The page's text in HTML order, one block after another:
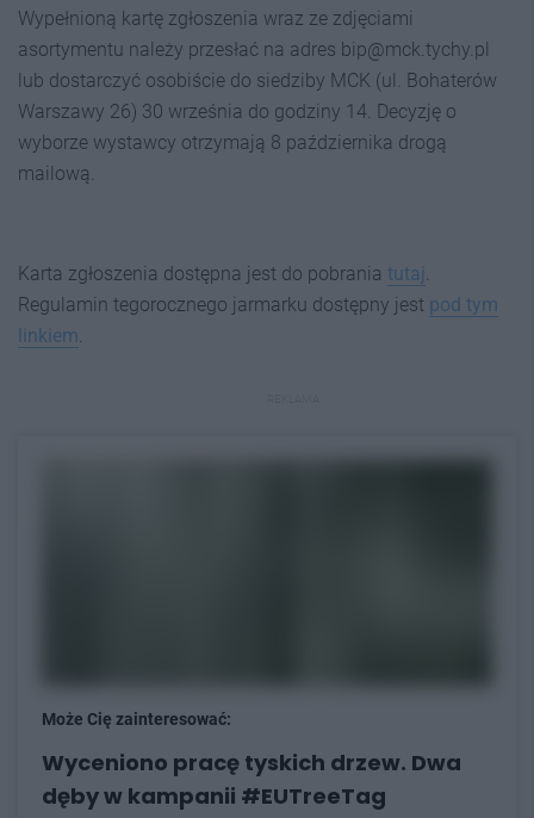
Wypełnioną kartę zgłoszenia wraz ze zdjęciami
asortymentu należy przesłać na adres bip@mck.tychy.pl
lub dostarczyć osobiście do siedziby MCK (ul. Bohaterów
Warszawy 26) 30 września do godziny 14. Decyzję o
wyborze wystawcy otrzymają 8 października drogą
mailową.
Karta zgłoszenia dostępna jest do pobrania tutaj.
Regulamin tegorocznego jarmarku dostępny jest pod tym
linkiem.
Może Cię zainteresować:
Wyceniono pracę tyskich drzew. Dwa
dęby w kampanii #EUTreeTag